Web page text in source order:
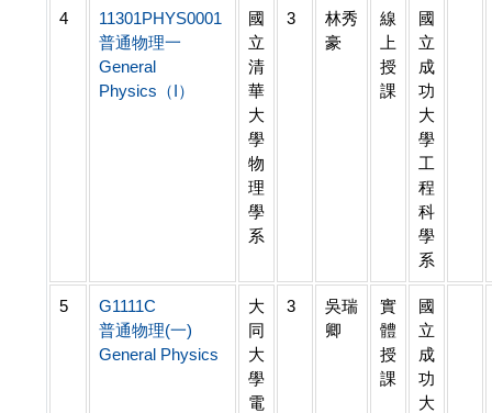
4
11301PHYS0001
普通物理一
General
Physics（I）
國
立
清
華
大
學
物
理
學
系
3
林秀
豪
線
上
授
課
國
立
成
功
大
學
工
程
科
學
系
5
G1111C
普通物理(一)
General Physics
大
同
大
學
電
3
吳瑞
卿
實
體
授
課
國
立
成
功
大